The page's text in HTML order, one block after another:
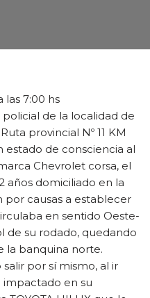
las 7:00 hs
de la localidad de
provincial Nº 11 KM
estado de consciencia al
Chevrolet corsa, el
años domiciliado en la
por causas a establecer
en sentido Oeste-
de su rodado, quedando
la banquina norte.
por sí mismo, al ir
impactado en su